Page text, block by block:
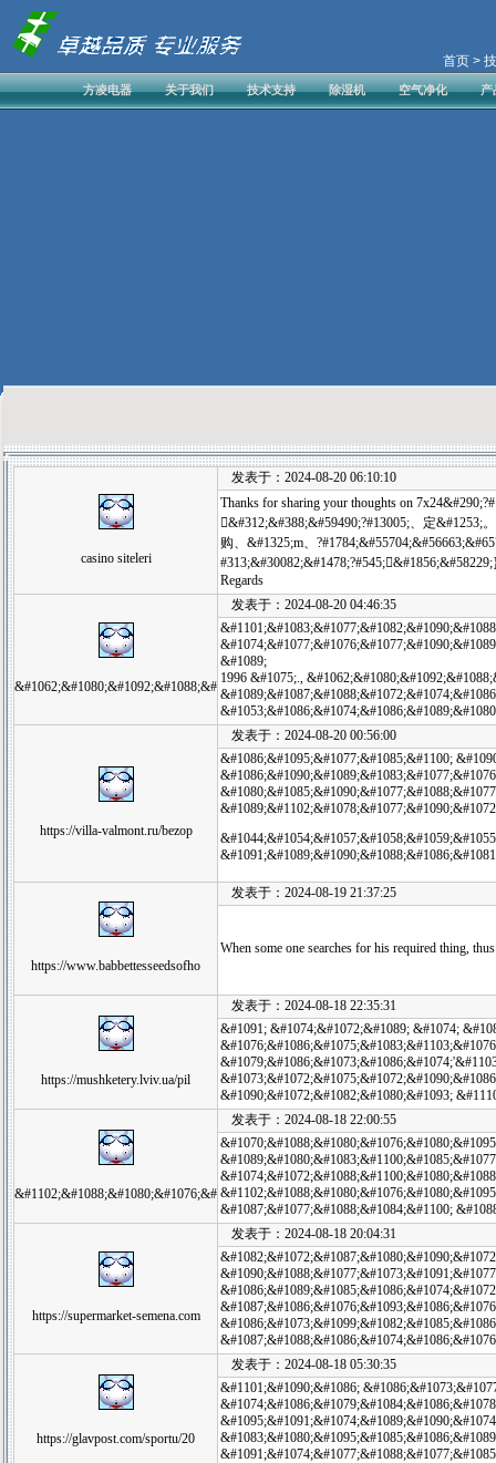
首页 >
方凌电器 关于我们 技术支持 除湿机 空气净化 产
casino siteleri
发表于：2024-08-20 06:10:10
Thanks for sharing your thoughts on
&#312;&#388;&#59490;?#13005;、定&#1253;
购、&#1325;m、
Regards
&#1062;&#1080;&#1092;&#1088;&#
发表于：2024-08-20 04:46:35
&#1089;
1996 &#1075;.,
https://villa-valmont.ru/bezop
发表于：2024-08-20 00:56:00
&#1086;&#1095;&#1077;&#1085;&#1100;
https://www.babbettesseedsofho
发表于：2024-08-19 21:37:25
When some one searches for his required thing,
https://mushketery.lviv.ua/pil
发表于：2024-08-18 22:35:31
&#1091; &#1074;&#1072;&#1089; &#1074;
&#1090;&#1072;&#1082;&#1080;&#1093;
&#1102;&#1088;&#1080;&#1076;&#
发表于：2024-08-18 22:00:55
&#1087;&#1077;&#1088;&#1084;&#1100;
https://supermarket-semena.com
发表于：2024-08-18 20:04:31
https://glavpost.com/sportu/20
发表于：2024-08-18 05:30:35
&#1101;&#1090;&#1086;